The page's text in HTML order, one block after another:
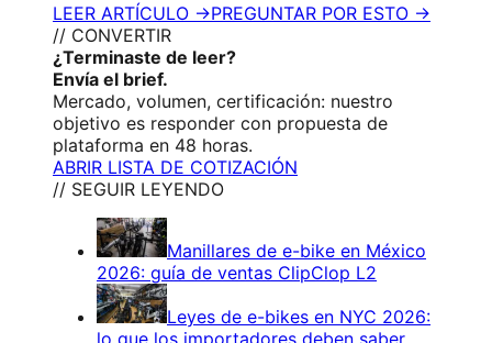
LEER ARTÍCULO →PREGUNTAR POR ESTO →
// CONVERTIR
¿Terminaste de leer?
Envía el brief.
Mercado, volumen, certificación: nuestro
objetivo es responder con propuesta de
plataforma en 48 horas.
ABRIR LISTA DE COTIZACIÓN
// SEGUIR LEYENDO
Manillares de e-bike en México
2026: guía de ventas ClipClop L2
Leyes de e-bikes en NYC 2026:
lo que los importadores deben saber